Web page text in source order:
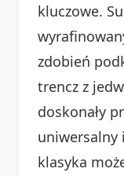
kluczowe.
zdobień
trencz z
doskonały
uniwersalny
klasyka